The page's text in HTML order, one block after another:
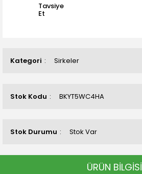
Kategori Sirkeler
Stok Kodu BKYT5WC4HA
Stok Durumu Stok Var
Tavsiye
Et
ÜRÜN BİLGİSİ